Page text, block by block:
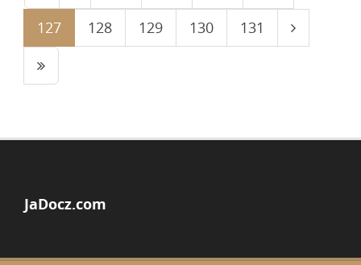
127
128 129 130 131
JaDocz.com